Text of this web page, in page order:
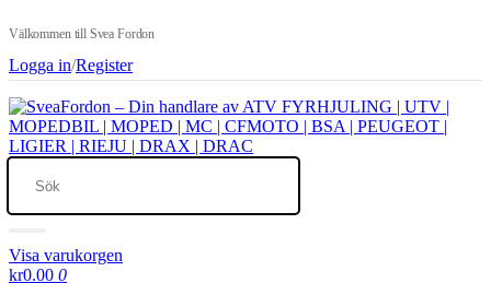
Välkommen till Svea Fordon
Logga in/Register
Visa varukorgen
kr0.00 0